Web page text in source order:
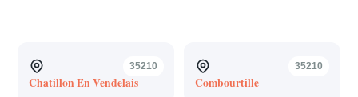
35210
Chatillon En Vendelais
35210
Combourtille